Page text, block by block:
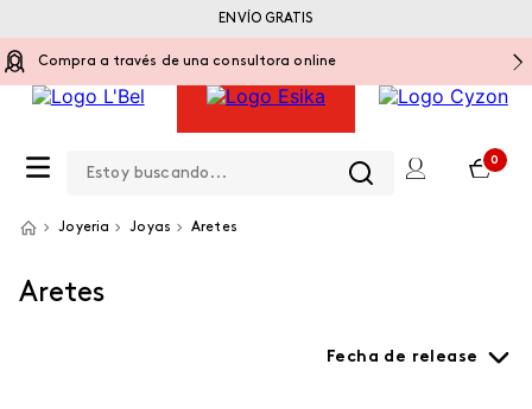
Compra a través de una consultora online
0
ENVÍO GRATIS
Joyeria Joyas Aretes
Aretes
Fecha de release